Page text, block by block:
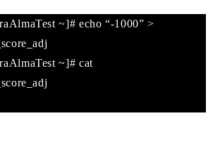
~]# echo “-1000” >
~]# cat